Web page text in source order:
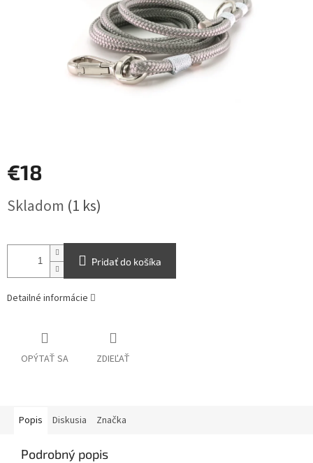
€18
cena:
Skladom (1 ks)
Pridať do košíka
Detailné informácie
OPÝTAŤ SA ZDIEĽAŤ
Popis Diskusia Značka
Podrobný popis